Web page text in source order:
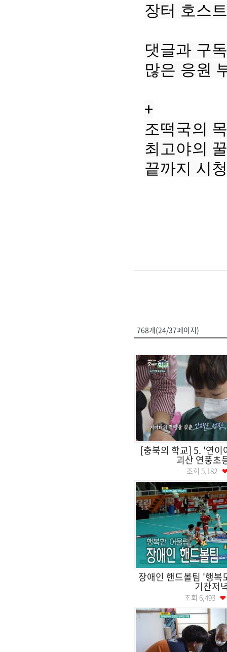
장터 호스
댓글과 구
많은 응원
+
조떡국의
최고야의
768개(24/37페이지)
[충북의 학교] 5. '연이
괴산 연풍초
조회 5,182
장애인 핸드볼팀 '행복
기찬저
조회 6,493